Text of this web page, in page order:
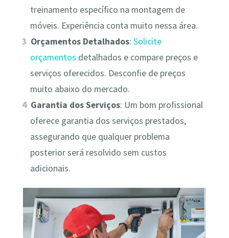
treinamento específico na montagem de
móveis. Experiência conta muito nessa área.
Orçamentos Detalhados:Solicite
orçamentos detalhados e compare preços e
serviços oferecidos. Desconfie de preços
muito abaixo do mercado.
Garantia dos Serviços: Um bom profissional
oferece garantia dos serviços prestados,
assegurando que qualquer problema
posterior será resolvido sem custos
adicionais.